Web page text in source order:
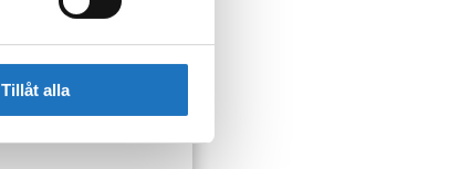
Tillåt alla